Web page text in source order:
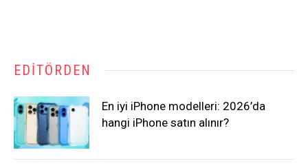
EDITÖRDEN
En iyi iPhone modelleri: 2026’da
hangi iPhone satın alınır?